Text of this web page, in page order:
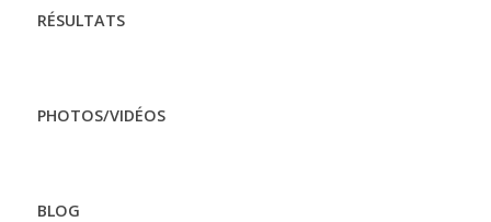
RÉSULTATS
PHOTOS/VIDÉOS
BLOG